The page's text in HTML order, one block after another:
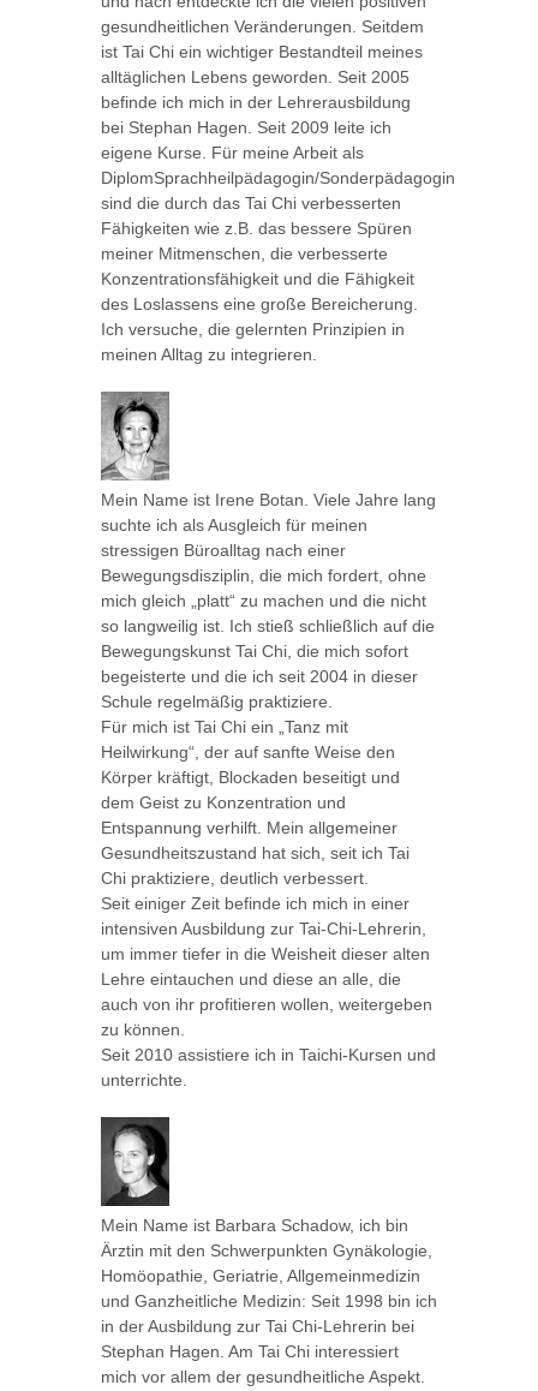
gesundheitlichen Veränderungen. Seitdem
ist Tai Chi ein wichtiger Bestandteil meines
alltäglichen Lebens geworden. Seit 2005
befinde ich mich in der Lehrerausbildung
bei Stephan Hagen. Seit 2009 leite ich
eigene Kurse. Für meine Arbeit als
DiplomSprachheilpädagogin/Sonderpädagogin
sind die durch das Tai Chi verbesserten
Fähigkeiten wie z.B. das bessere Spüren
meiner Mitmenschen, die verbesserte
Konzentrationsfähigkeit und die Fähigkeit
des Loslassens eine große Bereicherung.
Ich versuche, die gelernten Prinzipien in
meinen Alltag zu integrieren.
Mein Name ist Irene Botan. Viele Jahre lang
suchte ich als Ausgleich für meinen
stressigen Büroalltag nach einer
Bewegungsdisziplin, die mich fordert, ohne
mich gleich „platt“ zu machen und die nicht
so langweilig ist. Ich stieß schließlich auf die
Bewegungskunst Tai Chi, die mich sofort
begeisterte und die ich seit 2004 in dieser
Schule regelmäßig praktiziere.
Für mich ist Tai Chi ein „Tanz mit
Heilwirkung“, der auf sanfte Weise den
Körper kräftigt, Blockaden beseitigt und
dem Geist zu Konzentration und
Entspannung verhilft. Mein allgemeiner
Gesundheitszustand hat sich, seit ich Tai
Chi praktiziere, deutlich verbessert.
Seit einiger Zeit befinde ich mich in einer
intensiven Ausbildung zur Tai-Chi-Lehrerin,
um immer tiefer in die Weisheit dieser alten
Lehre eintauchen und diese an alle, die
auch von ihr profitieren wollen, weitergeben
zu können.
Seit 2010 assistiere ich in Taichi-Kursen und
unterrichte.
Mein Name ist Barbara Schadow, ich bin
Ärztin mit den Schwerpunkten Gynäkologie,
Homöopathie, Geriatrie, Allgemeinmedizin
und Ganzheitliche Medizin: Seit 1998 bin ich
in der Ausbildung zur Tai Chi-Lehrerin bei
Stephan Hagen. Am Tai Chi interessiert
mich vor allem der gesundheitliche Aspekt.